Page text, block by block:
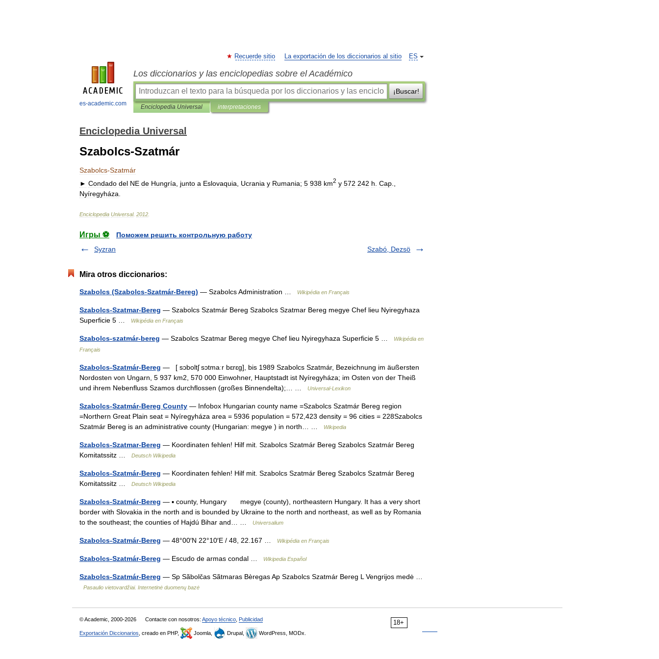
es-academic.com
ES
Recuerde sitio La exportación de los diccionarios al sitio
Los diccionarios y las enciclopedias sobre el Académico
¡Buscar!
Enciclopedia Universal interpretaciones
Enciclopedia Universal
Szabolcs-Szatmár
Szabolcs-Szatmár
► Condado del NE de Hungría junto a Eslovaquia Ucrania y Rumania; 5 938 km2 y 572 242 h Cap
Nyíregyháza
Enciclopedia Universal. 2012
Игры ⚽
Поможем решить контрольную работу
Syzran
Szabó, Dezsö
Mira otros diccionarios:
Szabolcs (Szabolcs-Szatmár-Bereg) — Szabolcs Administration … Wikipédia en Français
Szabolcs-Szatmar-Bereg — Szabolcs Szatmár Bereg Szabolcs Szatmar Bereg megye Chef lieu Nyiregyhaza
Superficie 5 …
Wikipédia en Français
Szabolcs-szatmár-bereg — Szabolcs Szatmar Bereg megye Chef lieu Nyiregyhaza Superficie 5 …
Wikipédia en
Français
Szabolcs-Szatmár-Bereg — [ sɔboltʃ sɔtmaːr bɛrɛg], bis 1989 Szabolcs Szatmár, Bezeichnung im äußersten
Nordosten von Ungarn, 5 937 km2, 570 000 Einwohner, Hauptstadt ist Nyíregyháza; im Osten von der Theiß
und ihrem Nebenfluss Szamos durchflossen (großes Binnendelta);… …
Universal-Lexikon
Szabolcs-Szatmár-Bereg County — Infobox Hungarian county name =Szabolcs Szatmár Bereg region
=Northern Great Plain seat = Nyíregyháza area = 5936 population = 572,423 density = 96 cities = 228Szabolcs
Szatmár Bereg is an administrative county (Hungarian: megye ) in north… …
Wikipedia
Szabolcs-Szatmar-Bereg — Koordinaten fehlen! Hilf mit. Szabolcs Szatmár Bereg Szabolcs Szatmár Bereg
Komitatssitz …
Deutsch Wikipedia
Szabolcs-Szatmár-Bereg — Koordinaten fehlen! Hilf mit. Szabolcs Szatmár Bereg Szabolcs Szatmár Bereg
Komitatssitz …
Deutsch Wikipedia
Szabolcs-Szatmár-Bereg — ▪ county, Hungary megye (county), northeastern Hungary. It has a very short
border with Slovakia in the north and is bounded by Ukraine to the north and northeast, as well as by Romania
to the southeast; the counties of Hajdú Bihar and… …
Universalium
Szabolcs-Szatmár-Bereg — 48°00′N 22°10′E / 48, 22.167 … Wikipédia en Français
Szabolcs-Szatmár-Bereg — Escudo de armas condal … Wikipedia Español
Szabolcs-Szatmár-Bereg — Sp Sãbolčas Sãtmaras Bèregas Ap Szabolcs Szatmár Bereg L Vengrijos medė …
Pasaulio vietovardžiai. Internetinė duomenų bazė
18+
© Academic, 2000-2026 Contacte con nosotros: Apoyo técnico Publicidad
Exportación Diccionarios , creado en PHP, Joomla, Drupal, WordPress, MODx.